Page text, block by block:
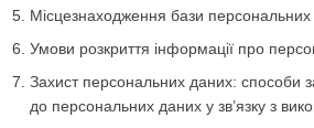
Місцезнаходження бази
Умови розкриття інформації про
Захист персональних даних: способи
до персональних даних у зв’язку з